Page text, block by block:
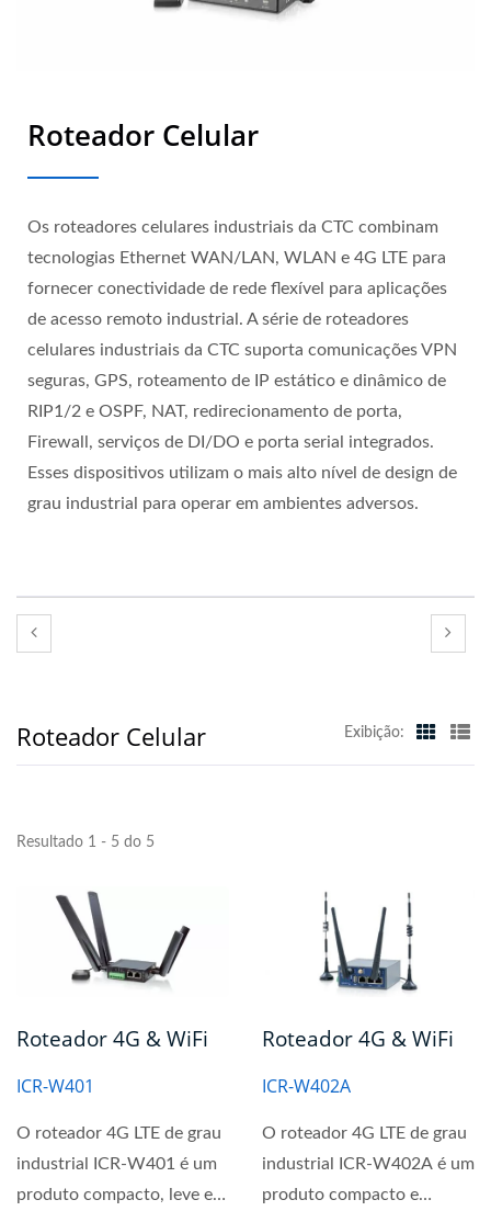
Roteador Celular
Os roteadores celulares industriais da CTC combinam
tecnologias Ethernet WAN/LAN, WLAN e 4G LTE para
fornecer conectividade de rede flexível para aplicações
de acesso remoto industrial. A série de roteadores
celulares industriais da CTC suporta comunicações VPN
seguras, GPS, roteamento de IP estático e dinâmico de
RIP1/2 e OSPF, NAT, redirecionamento de porta,
Firewall, serviços de DI/DO e porta serial integrados.
Esses dispositivos utilizam o mais alto nível de design de
grau industrial para operar em ambientes adversos.
Roteador Celular Exibição:
Resultado 1 - 5 do 5
Roteador 4G & WiFi
ICR-W401
O roteador 4G LTE de grau
industrial ICR-W401 é um
produto compacto, leve e
Roteador 4G & WiFi
ICR-W402A
O roteador 4G LTE de grau
industrial ICR-W402A é um
produto compacto e